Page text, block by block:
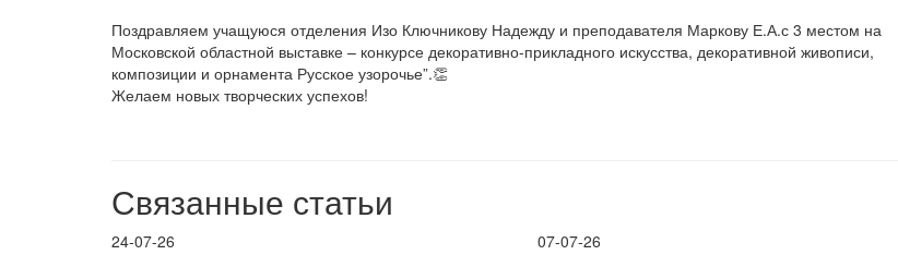
Поздравляем учащуюся отделения Изо Ключникову Надежду и преподавателя Маркову Е.А.с 3 местом на
Московской областной выставке – конкурсе декоративно-прикладного искусства, декоративной живописи,
композиции и орнамента Русское узорочье”.👏
Желаем новых творческих успехов!
Связанные статьи
24-07-26 07-07-26